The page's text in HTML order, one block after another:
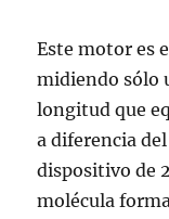
Este motor es
midiendo sólo
longitud que
a diferencia
dispositivo de
molécula